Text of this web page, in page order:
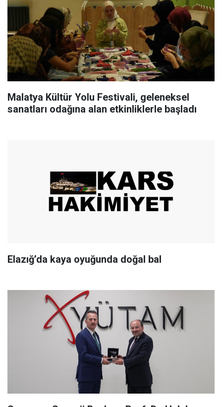
Malatya Kültür Yolu Festivali, geleneksel
sanatları odağına alan etkinliklerle başladı
Elazığ’da kaya oyuğunda doğal bal